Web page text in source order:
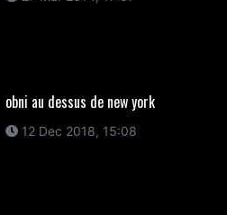
obni au dessus de new york
12 Dec 2018, 15:08